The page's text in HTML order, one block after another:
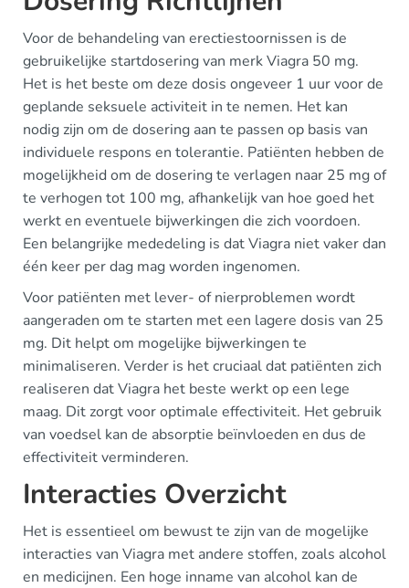
Voor de behandeling van erectiestoornissen is de
gebruikelijke startdosering van merk Viagra 50 mg.
Het is het beste om deze dosis ongeveer 1 uur voor de
geplande seksuele activiteit in te nemen. Het kan
nodig zijn om de dosering aan te passen op basis van
individuele respons en tolerantie. Patiënten hebben de
mogelijkheid om de dosering te verlagen naar 25 mg of
te verhogen tot 100 mg, afhankelijk van hoe goed het
werkt en eventuele bijwerkingen die zich voordoen.
Een belangrijke mededeling is dat Viagra niet vaker dan
één keer per dag mag worden ingenomen.
Voor patiënten met lever- of nierproblemen wordt
aangeraden om te starten met een lagere dosis van 25
mg. Dit helpt om mogelijke bijwerkingen te
minimaliseren. Verder is het cruciaal dat patiënten zich
realiseren dat Viagra het beste werkt op een lege
maag. Dit zorgt voor optimale effectiviteit. Het gebruik
van voedsel kan de absorptie beïnvloeden en dus de
effectiviteit verminderen.
Interacties Overzicht
Het is essentieel om bewust te zijn van de mogelijke
interacties van Viagra met andere stoffen, zoals alcohol
en medicijnen. Een hoge inname van alcohol kan de